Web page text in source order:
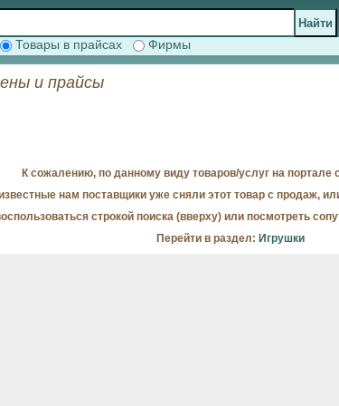
Товары в прайсах Фирмы
и прайсы
К сожалению, по данному виду товаров/услуг на портале
нам поставщики уже сняли этот товар с продаж,
строкой поиска (вверху) или посмотреть
Перейти в раздел: Игрушки